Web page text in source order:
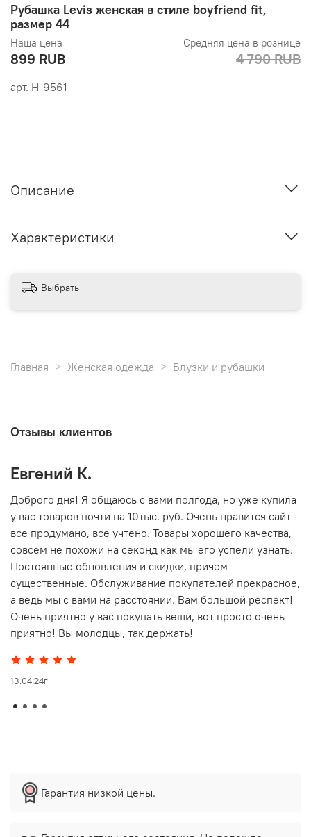
арт. Н-9561
Рубашка Levis женская в стиле boyfriend fit,
размер 44
Наша цена
899 RUB
Средняя цена в рознице
4 790 RUB
Описание
Характеристики
Выбрать
Главная Женская одежда Блузки и рубашки
Отзывы клиентов
Евгений К.
Доброго дня! Я общаюсь с вами полгода, но уже купила
у вас товаров почти на 10тыс. руб. Очень нравится сайт -
все продумано, все учтено. Товары хорошего качества,
совсем не похожи на секонд как мы его успели узнать.
Постоянные обновления и скидки, причем
существенные. Обслуживание покупателей прекрасное,
а ведь мы с вами на расстоянии. Вам большой респект!
Очень приятно у вас покупать вещи, вот просто очень
приятно! Вы молодцы, так держать!
13.04.24г
Гарантия низкой цены.